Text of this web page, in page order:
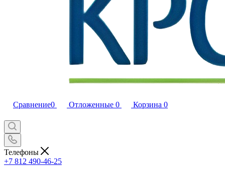
Сравнение0 Отложенные 0 Корзина 0
Телефоны
+7 812 490-46-25